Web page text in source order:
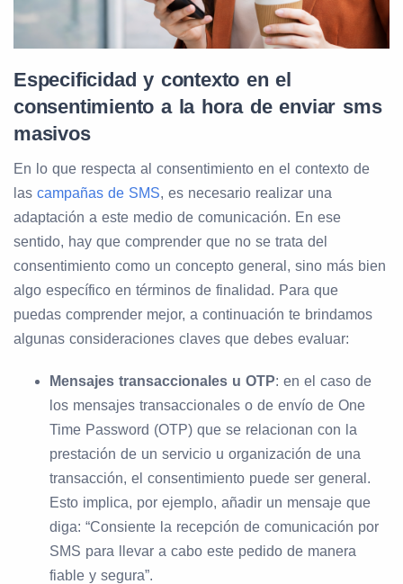
Especificidad y contexto en el
consentimiento a la hora de enviar sms
masivos
En lo que respecta al consentimiento en el contexto de
las campañas de SMS, es necesario realizar una
adaptación a este medio de comunicación. En ese
sentido, hay que comprender que no se trata del
consentimiento como un concepto general, sino más bien
algo específico en términos de finalidad. Para que
puedas comprender mejor, a continuación te brindamos
algunas consideraciones claves que debes evaluar:
Mensajes transaccionales u OTP: en el caso de
los mensajes transaccionales o de envío de One
Time Password (OTP) que se relacionan con la
prestación de un servicio u organización de una
transacción, el consentimiento puede ser general.
Esto implica, por ejemplo, añadir un mensaje que
diga: “Consiente la recepción de comunicación por
SMS para llevar a cabo este pedido de manera
fiable y segura”.